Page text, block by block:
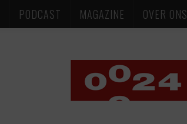
PODCAST MAGAZINE OVER ONS